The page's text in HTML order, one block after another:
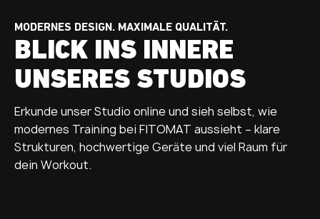
MODERNES DESIGN. MAXIMALE QUALITÄT.
BLICK INS INNERE
UNSERES STUDIOS
Erkunde unser Studio online und sieh selbst, wie
modernes Training bei FITOMAT aussieht – klare
Strukturen, hochwertige Geräte und viel Raum für
dein Workout.